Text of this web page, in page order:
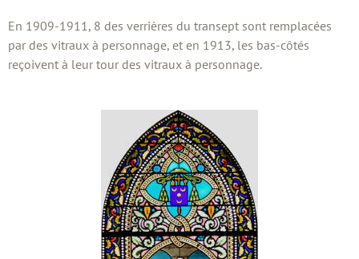
En 1909-1911, 8 des verrières du transept sont remplacées
par des vitraux à personnage, et en 1913, les bas-côtés
reçoivent à leur tour des vitraux à personnage.